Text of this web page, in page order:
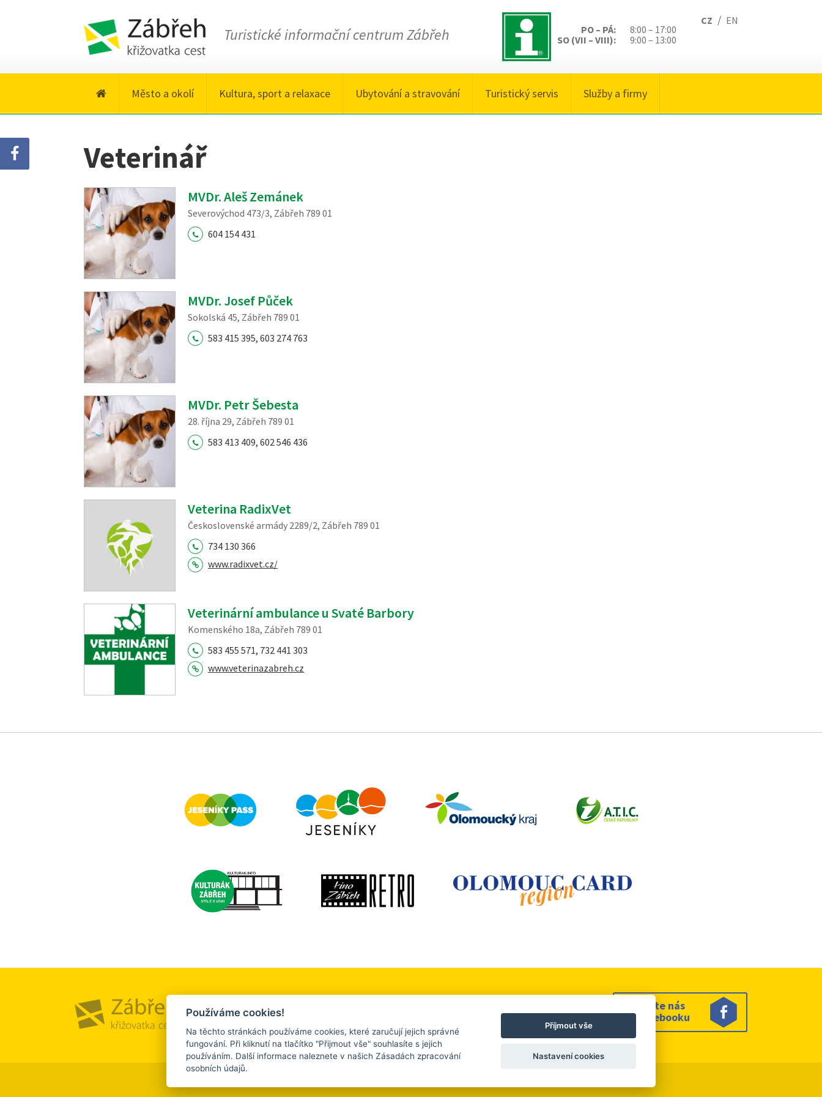
Turistické informační centrum Zábřeh
CZ / EN
PO – PÁ:
8:00 – 17:00
SO (VII – VIII):
9:00 – 13:00
Město a okolí Kultura, sport a relaxace Ubytování a stravování Turistický servis Služby a firmy
Veterinář
MVDr. Aleš Zemánek
Severovýchod 473/3, Zábřeh 789 01
604 154 431
MVDr. Josef Půček
Sokolská 45, Zábřeh 789 01
583 415 395, 603 274 763
MVDr. Petr Šebesta
28. října 29, Zábřeh 789 01
583 413 409, 602 546 436
Veterina RadixVet
Československé armády 2289/2, Zábřeh 789 01
734 130 366
www.radixvet.cz/
Veterinární ambulance u Svaté Barbory
Komenského 18a, Zábřeh 789 01
583 455 571, 732 441 303
www.veterinazabreh.cz
Město a okolí
Sledujte nás
na facebooku
Používáme cookies!
Na těchto stránkách používáme cookies, které zaručují jejich správné
fungování. Při kliknutí na tlačítko "Přijmout vše" souhlasíte s jejich
používáním. Další informace naleznete v našich Zásadách zpracování
osobních údajů.
Příjmout vše
Nastavení cookies